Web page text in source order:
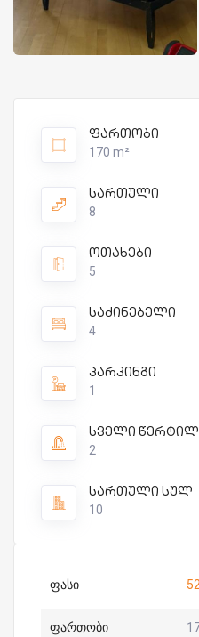
ფართობი
170 m²
სართული
8
ოთახები
5
საძინებელი
4
პარკინგი
1
სველი
2
სართული სულ
10
ფასი
ფართობი